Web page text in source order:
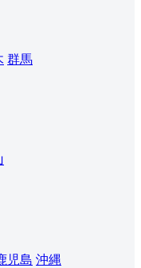
群馬
児島 沖縄